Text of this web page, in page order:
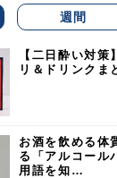
週間
【二日酔い対
リ＆ドリンクま
お酒を飲める体
る「アルコール
用語を知…